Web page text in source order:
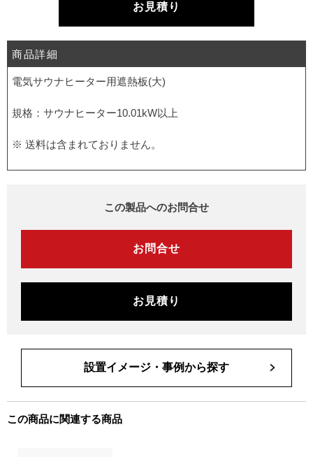
お見積り
商品詳細
電気サウナヒーター用遮熱板(大)
規格：サウナヒーター10.01kW以上
※ 送料は含まれておりません。
この製品へのお問合せ
お問合せ
お見積り
設置イメージ・事例から探す
この商品に関連する商品